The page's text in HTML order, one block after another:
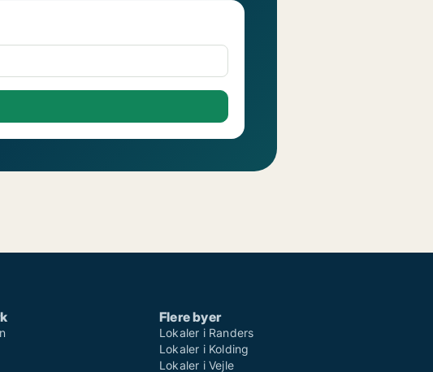
Flere byer
Lokaler i Randers
Lokaler i Kolding
Lokaler i Vejle